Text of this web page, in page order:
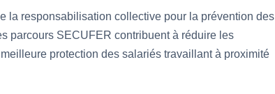
la responsabilisation collective pour la prévention des
parcours SECUFER contribuent à réduire les
protection des salariés travaillant à proximité